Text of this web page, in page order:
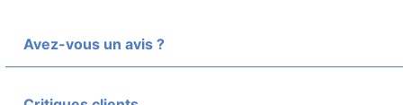
Avez-vous un avis ?